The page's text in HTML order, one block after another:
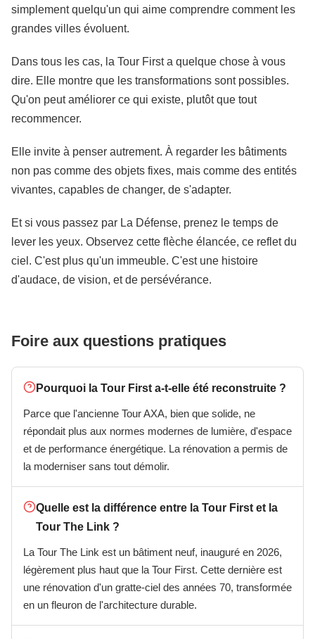
simplement quelqu'un qui aime comprendre comment les
grandes villes évoluent.
Dans tous les cas, la Tour First a quelque chose à vous
dire. Elle montre que les transformations sont possibles.
Qu'on peut améliorer ce qui existe, plutôt que tout
recommencer.
Elle invite à penser autrement. À regarder les bâtiments
non pas comme des objets fixes, mais comme des entités
vivantes, capables de changer, de s'adapter.
Et si vous passez par La Défense, prenez le temps de
lever les yeux. Observez cette flèche élancée, ce reflet du
ciel. C'est plus qu'un immeuble. C'est une histoire
d'audace, de vision, et de persévérance.
Foire aux questions pratiques
Pourquoi la Tour First a-t-elle été reconstruite ?
Parce que l'ancienne Tour AXA, bien que solide, ne
répondait plus aux normes modernes de lumière, d'espace
et de performance énergétique. La rénovation a permis de
la moderniser sans tout démolir.
Quelle est la différence entre la Tour First et la
Tour The Link ?
La Tour The Link est un bâtiment neuf, inauguré en 2026,
légèrement plus haut que la Tour First. Cette dernière est
une rénovation d'un gratte-ciel des années 70, transformée
en un fleuron de l'architecture durable.